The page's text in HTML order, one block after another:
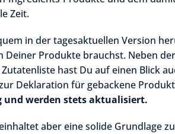
Zeit.
in der tagesaktuellen Version
Deiner Produkte brauchst. Neben der
hast Du auf einen Blick
Deklaration für gebackene
und werden stets aktualisiert.
aber eine solide Grundlage